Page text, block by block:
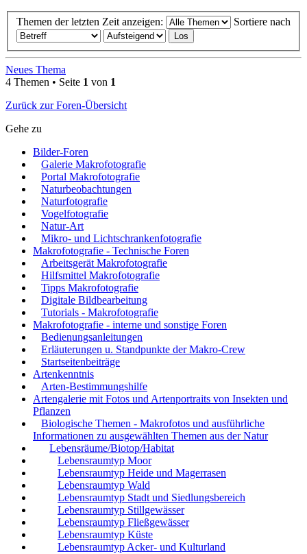
Themen der letzten Zeit anzeigen: Sortiere nach
Neues Thema
4 Themen • Seite 1 von 1
Zurück zur Foren-Übersicht
Gehe zu
Bilder-Foren
Galerie Makrofotografie
Portal Makrofotografie
Naturbeobachtungen
Naturfotografie
Vogelfotografie
Natur-Art
Mikro- und Lichtschrankenfotografie
Makrofotografie - Technische Foren
Arbeitsgerät Makrofotografie
Hilfsmittel Makrofotografie
Tipps Makrofotografie
Digitale Bildbearbeitung
Tutorials - Makrofotografie
Makrofotografie - interne und sonstige Foren
Bedienungsanleitungen
Erläuterungen u. Standpunkte der Makro-Crew
Startseitenbeiträge
Artenkenntnis
Arten-Bestimmungshilfe
Artengalerie mit Fotos und Artenportraits von Insekten und
Pflanzen
Biologische Themen - Makrofotos und ausführliche
Informationen zu ausgewählten Themen aus der Natur
Lebensräume/Biotop/Habitat
Lebensraumtyp Moor
Lebensraumtyp Heide und Magerrasen
Lebensraumtyp Wald
Lebensraumtyp Stadt und Siedlungsbereich
Lebensraumtyp Stillgewässer
Lebensraumtyp Fließgewässer
Lebensraumtyp Küste
Lebensraumtyp Acker- und Kulturland